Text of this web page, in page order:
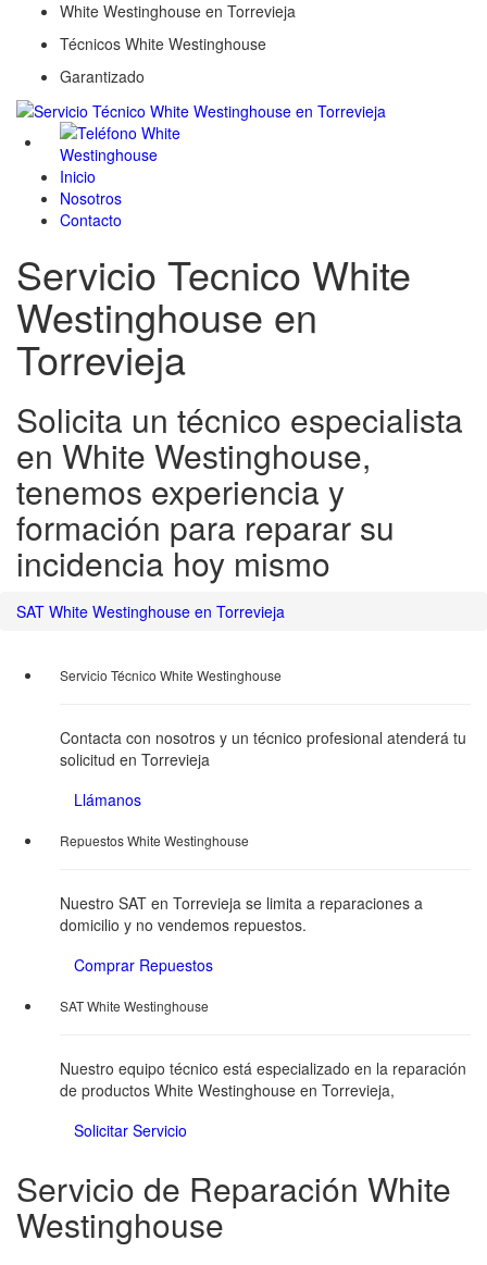
White Westinghouse en Torrevieja
Técnicos White Westinghouse
Garantizado
Inicio
Nosotros
Contacto
Servicio Tecnico White
Westinghouse en
Torrevieja
Solicita un técnico especialista
en White Westinghouse,
tenemos experiencia y
formación para reparar su
incidencia hoy mismo
SAT White Westinghouse en Torrevieja
Servicio Técnico White Westinghouse
Contacta con nosotros y un técnico profesional atenderá tu
solicitud en Torrevieja
Llámanos
Repuestos White Westinghouse
Nuestro SAT en Torrevieja se limita a reparaciones a
domicilio y no vendemos repuestos.
Comprar Repuestos
SAT White Westinghouse
Nuestro equipo técnico está especializado en la reparación
de productos White Westinghouse en Torrevieja,
Solicitar Servicio
Servicio de Reparación White
Westinghouse